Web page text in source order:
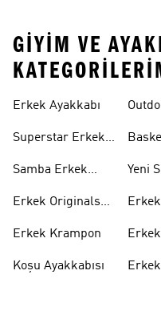
GIYIM VE
Erkek Ayakkabı
Superstar Erkek
Samba Erkek
Erkek Originals
Erkek Krampon
Koşu Ayakkabısı
Yeni